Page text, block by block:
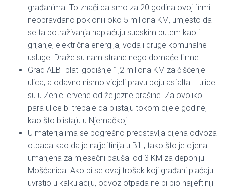
građanima. To znači da smo za 20 godina ovoj firmi
neopravdano poklonili oko 5 miliona KM, umjesto da
se ta potraživanja naplaćuju sudskim putem kao i
grijanje, električna energija, voda i druge komunalne
usluge. Draže su nam strane nego domaće firme.
Grad ALBI plati godišnje 1,2 miliona KM za čišćenje
ulica, a odavno nismo vidjeli pravu boju asfalta – ulice
su u Zenici crvene od željezne prašine. Za ovoliko
para ulice bi trebale da blistaju tokom cijele godine,
kao što blistaju u Njemačkoj.
U materijalima se pogrešno predstavlja cijena odvoza
otpada kao da je najjeftinija u BiH, tako što je cijena
umanjena za mjesečni paušal od 3 KM za deponiju
Mošćanica. Ako bi se ovaj trošak koji građani plaćaju
uvrstio u kalkulaciju, odvoz otpada ne bi bio najjeftiniji